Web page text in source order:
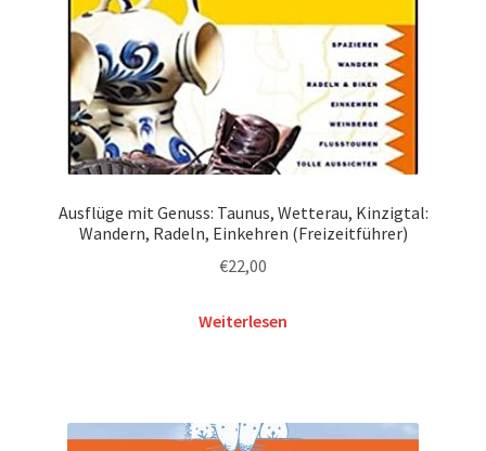
Ausflüge mit Genuss: Taunus, Wetterau, Kinzigtal:
Wandern, Radeln, Einkehren (Freizeitführer)
€22,00
Weiterlesen